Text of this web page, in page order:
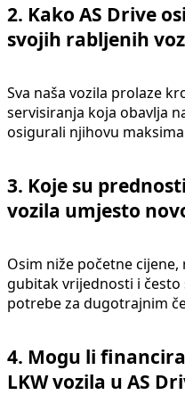
2. Kako AS Drive
svojih rabljenih
Sva naša vozila prolaze
servisiranja koja obavlja
osigurali njihovu
3. Koje su
vozila umjesto
Osim niže početne
gubitak vrijednosti i
potrebe za dugotrajnim
4. Mogu li
LKW vozila u AS